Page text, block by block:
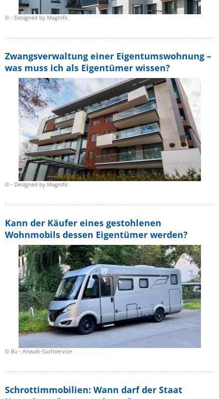
© - Designed by Magnific
© - Designed by Magnific
Zwangsverwaltung einer Eigentumswohnung –
was muss ich als Eigentümer wissen?
© Bu - Anwalt-Suchservice
Kann der Käufer eines gestohlenen
Wohnmobils dessen Eigentümer werden?
Schrottimmobilien: Wann darf der Staat